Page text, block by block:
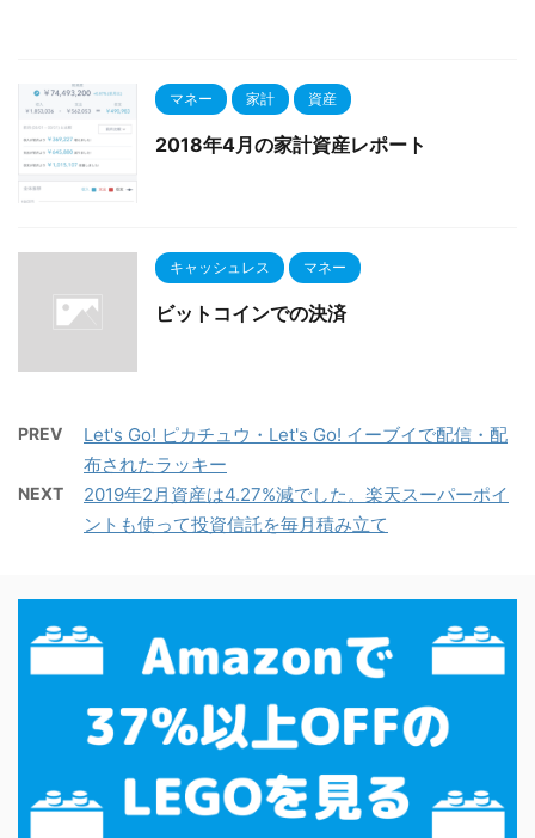
マネー 家計 資産
2018年4月の家計資産レポート
キャッシュレス マネー
ビットコインでの決済
PREV
Let's Go! ピカチュウ・Let's Go! イーブイで配信・配
布されたラッキー
NEXT
2019年2月資産は4.27%減でした。楽天スーパーポイ
ントも使って投資信託を毎月積み立て